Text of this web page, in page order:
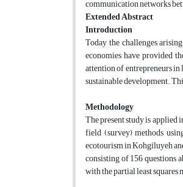
communication networks
Extended Abstract
Introduction
Today, the challenges
economies have provided
attention of entrepreneurs
sustainable development.
Methodology
The present study is
field (survey) methods
ecotourism in Kohgiluyeh
consisting of 156 questions
with the partial least